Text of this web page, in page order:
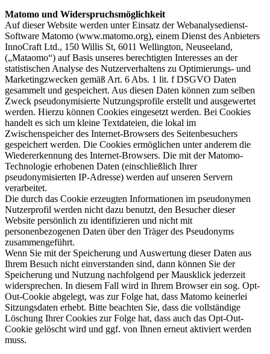
Matomo und Widerspruchsmöglichkeit
Auf dieser Website werden unter Einsatz der Webanalysedienst-
Software Matomo (www.matomo.org), einem Dienst des Anbieters
InnoCraft Ltd., 150 Willis St, 6011 Wellington, Neuseeland,
(„Mataomo“) auf Basis unseres berechtigten Interesses an der
statistischen Analyse des Nutzerverhaltens zu Optimierungs- und
Marketingzwecken gemäß Art. 6 Abs. 1 lit. f DSGVO Daten
gesammelt und gespeichert. Aus diesen Daten können zum selben
Zweck pseudonymisierte Nutzungsprofile erstellt und ausgewertet
werden. Hierzu können Cookies eingesetzt werden. Bei Cookies
handelt es sich um kleine Textdateien, die lokal im
Zwischenspeicher des Internet-Browsers des Seitenbesuchers
gespeichert werden. Die Cookies ermöglichen unter anderem die
Wiedererkennung des Internet-Browsers. Die mit der Matomo-
Technologie erhobenen Daten (einschließlich Ihrer
pseudonymisierten IP-Adresse) werden auf unseren Servern
verarbeitet.
Die durch das Cookie erzeugten Informationen im pseudonymen
Nutzerprofil werden nicht dazu benutzt, den Besucher dieser
Website persönlich zu identifizieren und nicht mit
personenbezogenen Daten über den Träger des Pseudonyms
zusammengeführt.
Wenn Sie mit der Speicherung und Auswertung dieser Daten aus
Ihrem Besuch nicht einverstanden sind, dann können Sie der
Speicherung und Nutzung nachfolgend per Mausklick jederzeit
widersprechen. In diesem Fall wird in Ihrem Browser ein sog. Opt-
Out-Cookie abgelegt, was zur Folge hat, dass Matomo keinerlei
Sitzungsdaten erhebt. Bitte beachten Sie, dass die vollständige
Löschung Ihrer Cookies zur Folge hat, dass auch das Opt-Out-
Cookie gelöscht wird und ggf. von Ihnen erneut aktiviert werden
muss.